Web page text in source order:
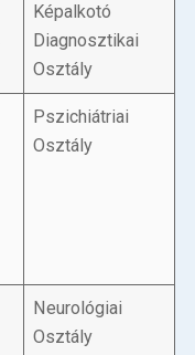
Képalkotó
Diagnosztikai
Osztály
Pszichiátriai
Osztály
Neurológiai
Osztály